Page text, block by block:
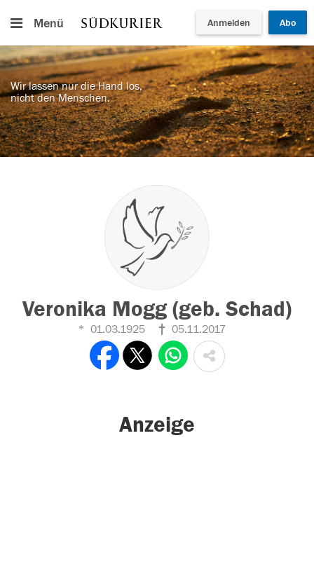
Menü Anmelden Abo
Wir lassen nur die Hand los,
nicht den Menschen.
Veronika Mogg (geb. Schad)
01.03.1925 05.11.2017
Anzeige